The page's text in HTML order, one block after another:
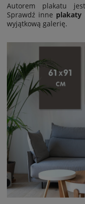
Autorem plakatu
Sprawdź inne plakaty
wyjątkową galerię.